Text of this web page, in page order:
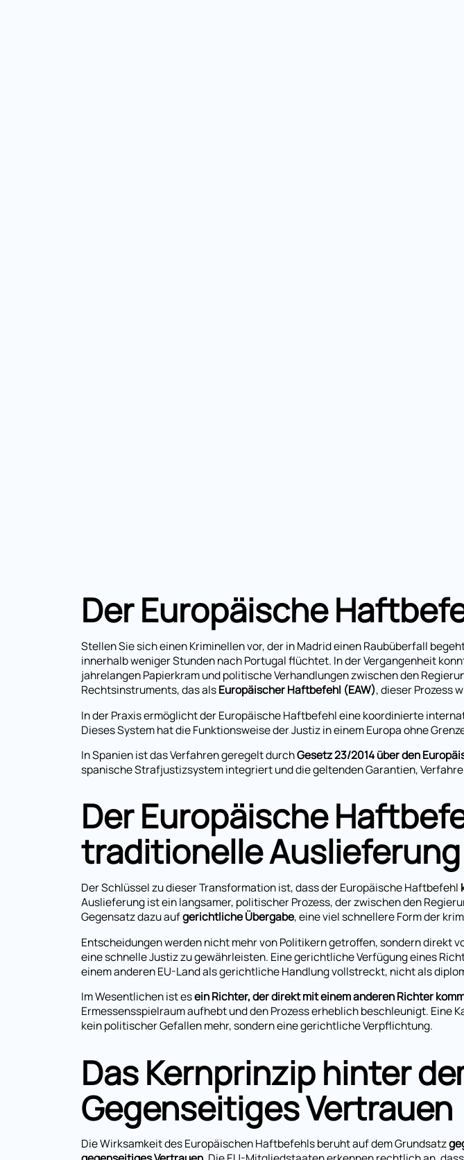
Der Europäische
Stellen Sie sich einen Kriminellen vor, der in Madrid einen Raubüberfall
innerhalb weniger Stunden nach Portugal flüchtet. In der Vergangenheit
jahrelangen Papierkram und politische Verhandlungen zwischen den
Rechtsinstruments, das alsEuropäischer Haftbefehl (EAW), dieser Prozess
In der Praxis ermöglicht der Europäische Haftbefehl eine koordinierte
Dieses System hat die Funktionsweise der Justiz in einem Europa ohne
In Spanien ist das Verfahren geregelt durchGesetz 23/2014 über den
spanische Strafjustizsystem integriert und die geltenden Garantien,
Der Europäische
traditionelle Auslieferung
Der Schlüssel zu dieser Transformation ist, dass der Europäische Haftbefehl
Auslieferung ist ein langsamer, politischer Prozess, der zwischen den
Gegensatz dazu aufgerichtliche Übergabe, eine viel schnellere Form der
Entscheidungen werden nicht mehr von Politikern getroffen, sondern direkt
eine schnelle Justiz zu gewährleisten. Eine gerichtliche Verfügung eines
einem anderen EU-Land als gerichtliche Handlung vollstreckt, nicht als
Im Wesentlichen ist esein Richter, der direkt mit einem anderen Richter
Ermessensspielraum aufhebt und den Prozess erheblich beschleunigt. Eine
kein politischer Gefallen mehr, sondern eine gerichtliche Verpflichtung.
Das Kernprinzip hinter
Gegenseitiges Vertrauen
Die Wirksamkeit des Europäischen Haftbefehls beruht auf dem Grundsatz